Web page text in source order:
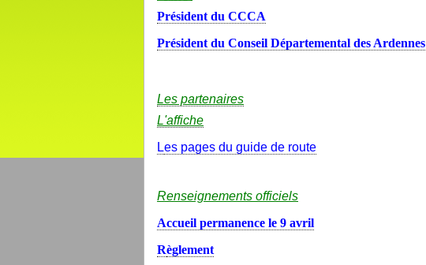
Président du CCCA
Président du Conseil Départemental des Ardennes
Les partenaires
L'affiche
Les pages du guide de route
Renseignements officiels
Accueil permanence le 9 avril
Règlement